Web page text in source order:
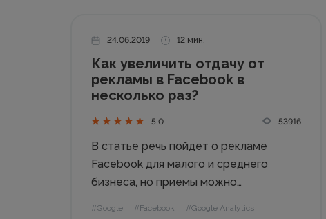
24.06.2019 12 мин.
Как увеличить отдачу от
рекламы в Facebook в
несколько раз?
5.0 53916
В статье речь пойдет о рекламе
Facebook для малого и среднего
бизнеса, но приемы можно
#Google #Facebook
#Google Analytics